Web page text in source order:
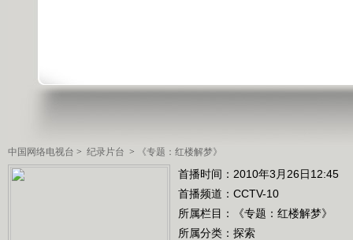
中国网络电视台 > 纪录片台 > 《专题：红楼解梦》
首播时间：2010年3月26日12:45
首播频道： CCTV-10
所属栏目：
《专题：红楼解梦》
所属分类：探索